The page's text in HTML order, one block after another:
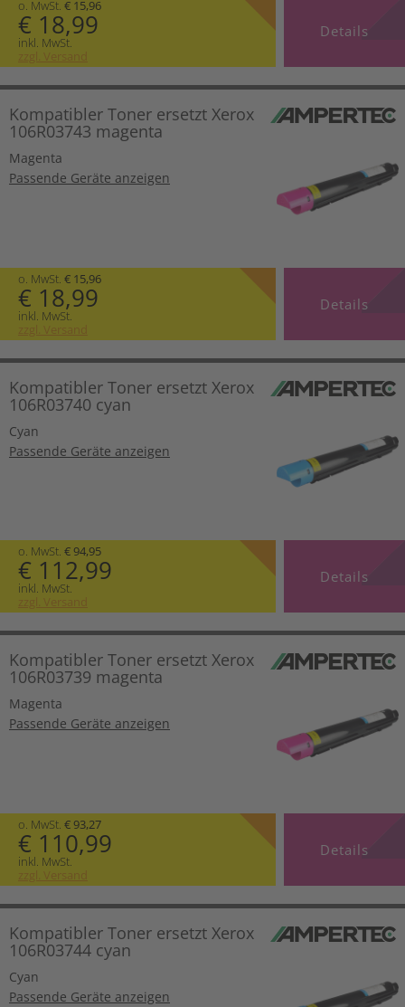
o. MwSt. € 15,96
€ 18,99
inkl. MwSt.
zzgl. Versand
Details
Kompatibler Toner ersetzt Xerox
106R03743 magenta
Magenta
Passende Geräte anzeigen
o. MwSt. € 15,96
€ 18,99
inkl. MwSt.
zzgl. Versand
Details
Kompatibler Toner ersetzt Xerox
106R03740 cyan
Cyan
Passende Geräte anzeigen
o. MwSt. € 94,95
€ 112,99
inkl. MwSt.
zzgl. Versand
Details
Kompatibler Toner ersetzt Xerox
106R03739 magenta
Magenta
Passende Geräte anzeigen
o. MwSt. € 93,27
€ 110,99
inkl. MwSt.
zzgl. Versand
Details
Kompatibler Toner ersetzt Xerox
106R03744 cyan
Cyan
Passende Geräte anzeigen